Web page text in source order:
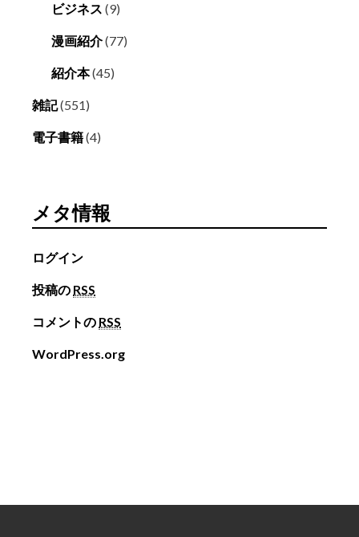
ビジネス (9)
漫画紹介(77)
紹介本(45)
雑記(551)
電子書籍(4)
メタ情報
ログイン
投稿の RSS
コメントの RSS
WordPress.org